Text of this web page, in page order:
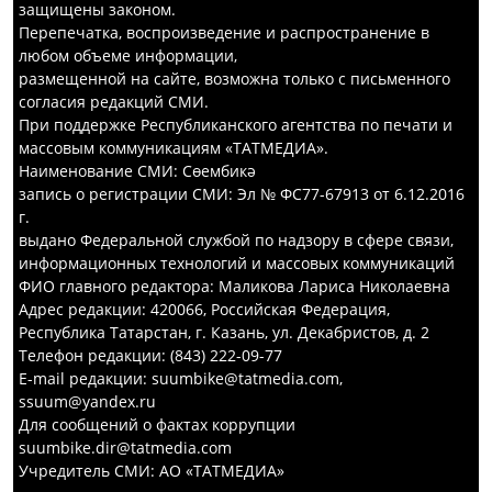
защищены законом.
Перепечатка, воспроизведение и распространение в
любом объеме информации,
размещенной на сайте, возможна только с письменного
согласия редакций СМИ.
При поддержке Республиканского агентства по печати и
массовым коммуникациям «ТАТМЕДИА».
Наименование СМИ: Сөембикә
запись о регистрации СМИ: Эл № ФС77-67913 от 6.12.2016
г.
выдано Федеральной службой по надзору в сфере связи,
информационных технологий и массовых коммуникаций
ФИО главного редактора: Маликова Лариса Николаевна
Адрес редакции: 420066, Российская Федерация,
Республика Татарстан, г. Казань, ул. Декабристов, д. 2
Телефон редакции: (843) 222-09-77
E-mail редакции: suumbike@tatmedia.com,
ssuum@yandex.ru
Для сообщений о фактах коррупции
suumbike.dir@tatmedia.com
Учредитель СМИ: АО «ТАТМЕДИА»